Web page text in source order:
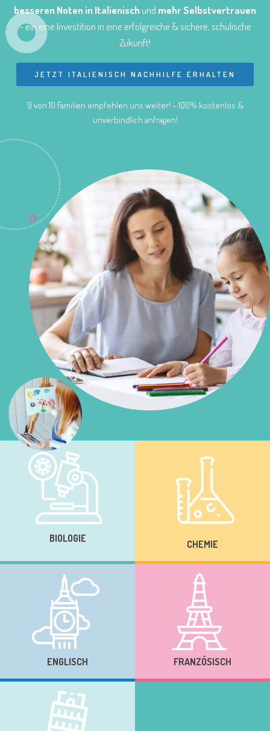
besseren Noten in Italienischund mehr Selbstvertrauen
– ein eine Investition in eine erfolgreiche & sichere, schulische
Zukunft!
JETZT ITALIENISCH NACHHILFE ERHALTEN
9 von 10 Familien empfehlen uns weiter! – 100% kostenlos &
unverbindlich anfragen!
BIOLOGIE CHEMIE
ENGLISCH FRANZÖSISCH